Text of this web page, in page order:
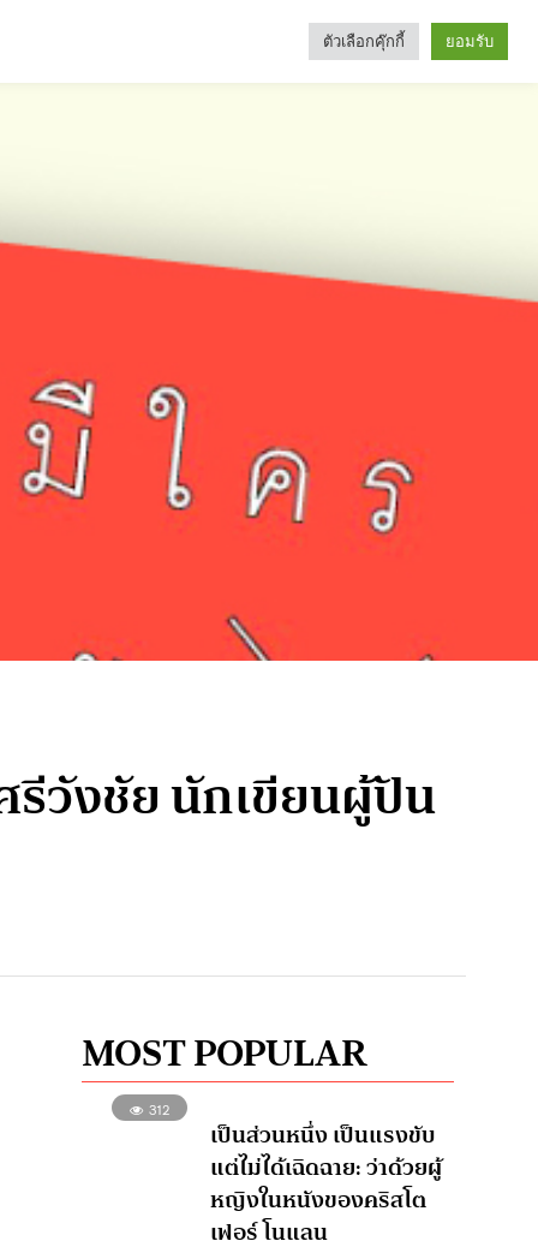
Categories
รีวังชัย นักเขียนผู้ปัน
MOST POPULAR
312
เป็นส่วนหนึ่ง เป็นแรงขับ
แต่ไม่ได้เฉิดฉาย: ว่าด้วยผู้
หญิงในหนังของคริสโต
เฟอร์ โนแลน
ตัวเลือกคุ๊กกี้ ยอมรับ